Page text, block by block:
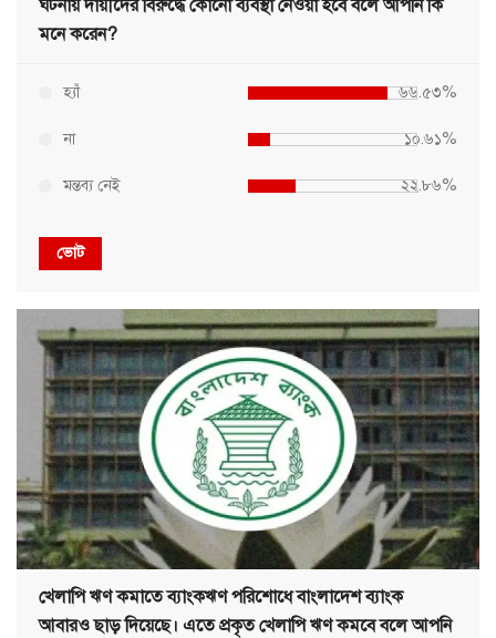
ঘটনায় দায়ীদের বিরুদ্ধে কোনো ব্যবস্থা নেওয়া হবে বলে আপনি কি
মনে করেন?
হ্যাঁ ৬৬.৫৩%
না ১০.৬১%
মন্তব্য নেই ২২.৮৬%
ভোট
খেলাপি ঋণ কমাতে ব্যাংকঋণ পরিশোধে বাংলাদেশ ব্যাংক
আবারও ছাড় দিয়েছে। এতে প্রকৃত খেলাপি ঋণ কমবে বলে আপনি